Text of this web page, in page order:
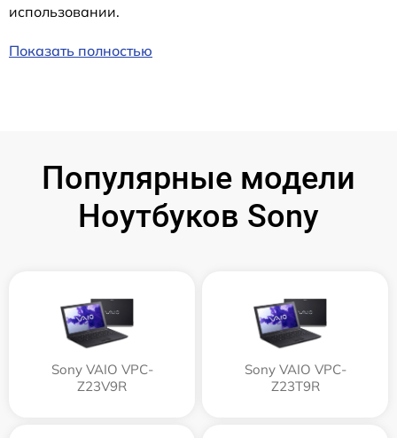
использовании.
Показать полностью
Популярные модели
Ноутбуков Sony
Sony VAIO VPC-
Z23V9R
Sony VAIO VPC-
Z23T9R